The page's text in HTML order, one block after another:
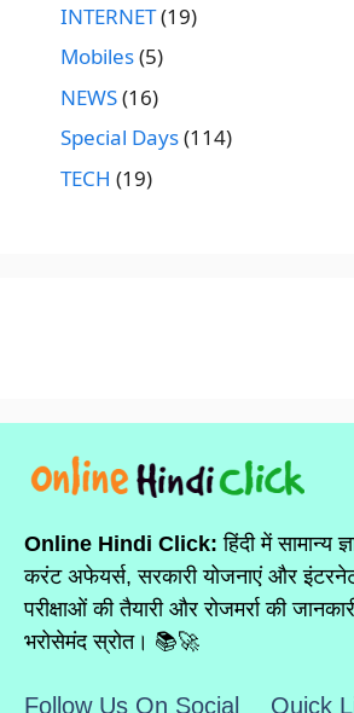
INTERNET(19)
Mobiles(5)
NEWS(16)
Special Days(114)
TECH (19)
Online Hindi Click: हिंदी में सामान्य
करंट अफेयर्स, सरकारी योजनाएं और इंटरनेट
परीक्षाओं की तैयारी और रोजमर्रा की
भरोसेमंद स्रोत। 📚🚀
Follow Us On Social Quick